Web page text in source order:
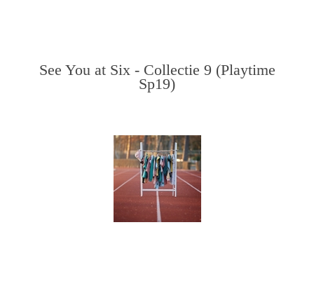
See You at Six - Collectie 9 (Playtime
Sp19)